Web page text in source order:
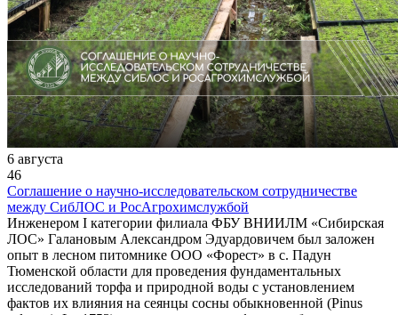
6 августа
46
Соглашение о научно-исследовательском сотрудничестве
между СибЛОС и РосАгрохимслужбой
Инженером I категории филиала ФБУ ВНИИЛМ «Сибирская
ЛОС» Галановым Александром Эдуардовичем был заложен
опыт в лесном питомнике ООО «Форест» в с. Падун
Тюменской области для проведения фундаментальных
исследований торфа и природной воды с установлением
фактов их влияния на сеянцы сосны обыкновенной (Pinus